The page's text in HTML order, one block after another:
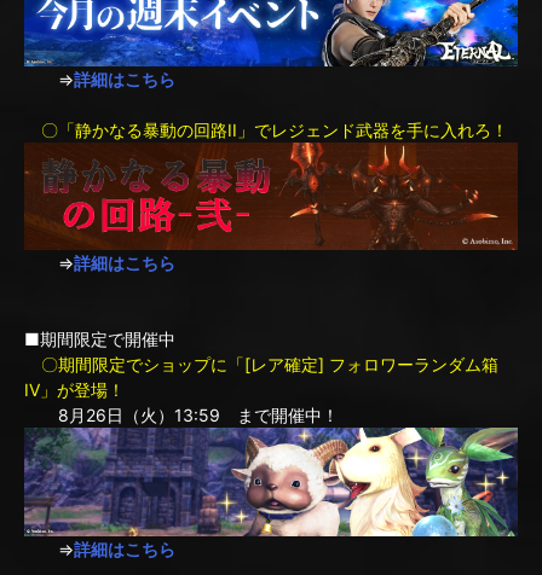
⇒詳細はこちら
〇「静かなる暴動の回路II」でレジェンド武器を手に入れろ！
⇒詳細はこちら
■期間限定で開催中
〇期間限定でショップに「[レア確定] フォロワーランダム箱
IV」が登場！
8月26日（火）13:59 まで開催中！
⇒詳細はこちら